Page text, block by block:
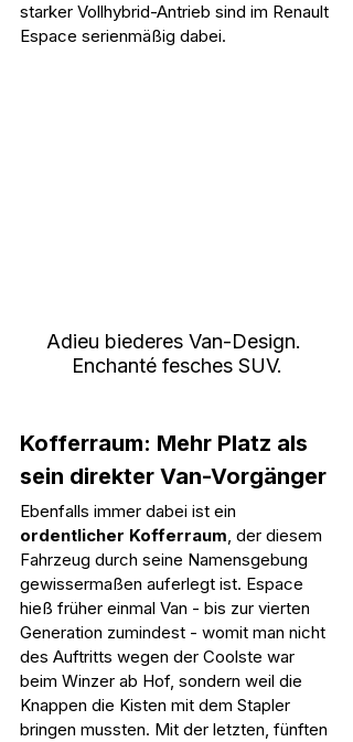
starker Vollhybrid-Antrieb sind im Renault
Espace serienmäßig dabei.
Adieu biederes Van-Design.
Enchanté fesches SUV.
Kofferraum: Mehr Platz als
sein direkter Van-Vorgänger
Ebenfalls immer dabei ist ein
ordentlicher Kofferraum, der diesem
Fahrzeug durch seine Namensgebung
gewissermaßen auferlegt ist. Espace
hieß früher einmal Van - bis zur vierten
Generation zumindest - womit man nicht
des Auftritts wegen der Coolste war
beim Winzer ab Hof, sondern weil die
Knappen die Kisten mit dem Stapler
bringen mussten. Mit der letzten, fünften